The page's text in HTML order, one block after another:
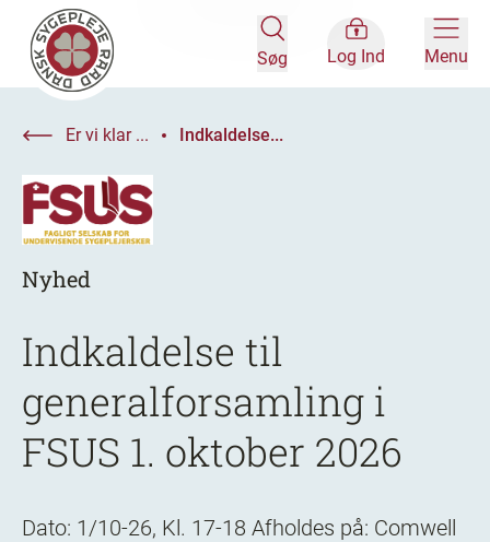
Søg Log Ind Menu
Er vi klar ... Indkaldelse...
Nyhed
Indkaldelse til
generalforsamling i
FSUS 1. oktober 2026
Dato: 1/10-26, Kl. 17-18 Afholdes på: Comwell